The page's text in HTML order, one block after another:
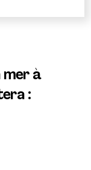
mer à
: